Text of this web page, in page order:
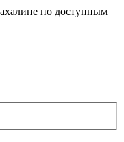
по доступным